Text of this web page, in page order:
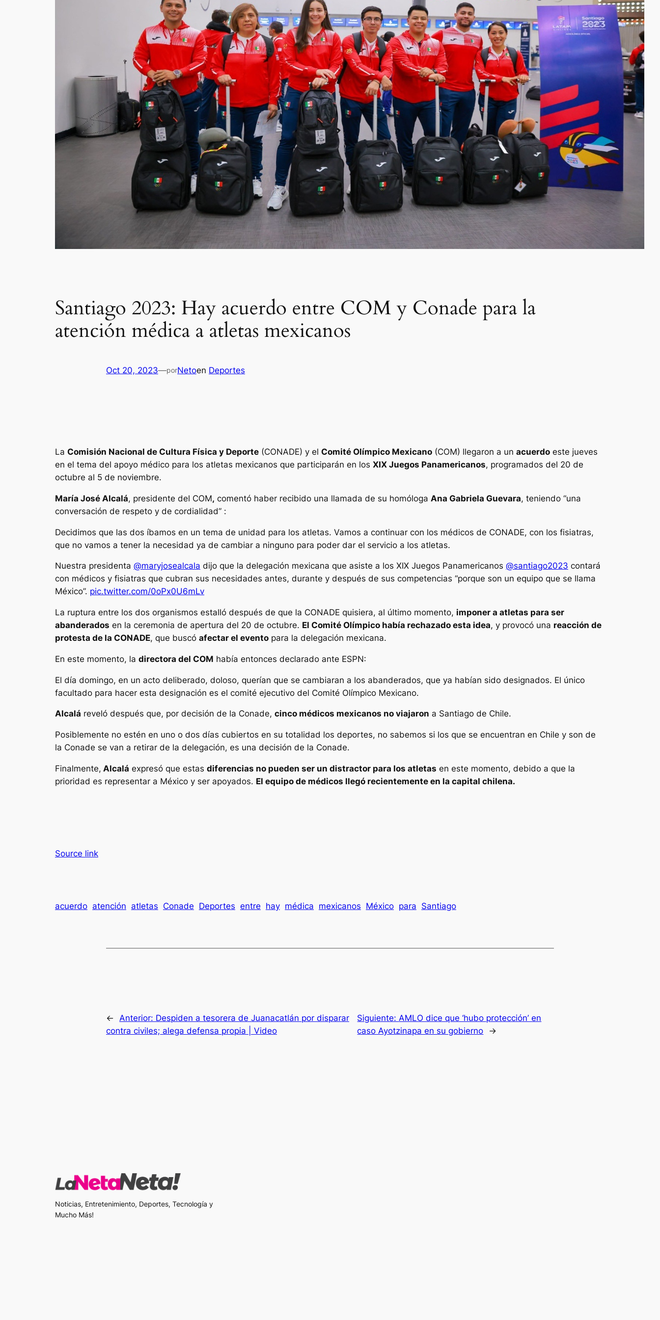
Santiago 2023: Hay acuerdo entre COM y Conade para la
atención médica a atletas mexicanos
Oct 20, 2023—porNetoen Deportes
La Comisión Nacional de Cultura Física y Deporte (CONADE) y el Comité Olímpico Mexicano (COM) llegaron a un acuerdo este jueves
en el tema del apoyo médico para los atletas mexicanos que participarán en los XIX Juegos Panamericanos, programados del 20 de
octubre al 5 de noviembre.
María José Alcalá, presidente del COM, comentó haber recibido una llamada de su homóloga Ana Gabriela Guevara, teniendo “una
conversación de respeto y de cordialidad” :
Decidimos que las dos íbamos en un tema de unidad para los atletas. Vamos a continuar con los médicos de CONADE, con los fisiatras,
que no vamos a tener la necesidad ya de cambiar a ninguno para poder dar el servicio a los atletas.
Nuestra presidenta @maryjosealcala dijo que la delegación mexicana que asiste a los XIX Juegos Panamericanos @santiago2023 contará
con médicos y fisiatras que cubran sus necesidades antes, durante y después de sus competencias “porque son un equipo que se llama
México”. pic.twitter.com/0oPx0U6mLv
La ruptura entre los dos organismos estalló después de que la CONADE quisiera, al último momento, imponer a atletas para ser
abanderados en la ceremonia de apertura del 20 de octubre. El Comité Olímpico había rechazado esta idea, y provocó una reacción de
protesta de la CONADE, que buscó afectar el evento para la delegación mexicana.
En este momento, la directora del COM había entonces declarado ante ESPN:
El día domingo, en un acto deliberado, doloso, querían que se cambiaran a los abanderados, que ya habían sido designados. El único
facultado para hacer esta designación es el comité ejecutivo del Comité Olímpico Mexicano.
Alcalá reveló después que, por decisión de la Conade, cinco médicos mexicanos no viajaron a Santiago de Chile.
Posiblemente no estén en uno o dos días cubiertos en su totalidad los deportes, no sabemos si los que se encuentran en Chile y son de
la Conade se van a retirar de la delegación, es una decisión de la Conade.
Finalmente, Alcalá expresó que estas diferencias no pueden ser un distractor para los atletas en este momento, debido a que la
prioridad es representar a México y ser apoyados. El equipo de médicos llegó recientemente en la capital chilena.
Source link
acuerdo atención atletas Conade Deportes entre hay médica mexicanos México para Santiago
← Anterior: Despiden a tesorera de Juanacatlán por disparar
contra civiles; alega defensa propia | Video
Siguiente:AMLO dice que ‘hubo protección’ en
caso Ayotzinapa en su gobierno
→
Noticias, Entretenimiento, Deportes, Tecnología y
Mucho Más!